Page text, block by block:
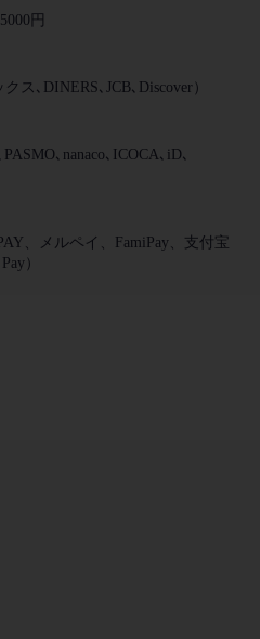
円
ス､DINERS､JCB､Discover）
､nanaco､ICOCA､iD､
、メルペイ、FamiPay、支付宝
）